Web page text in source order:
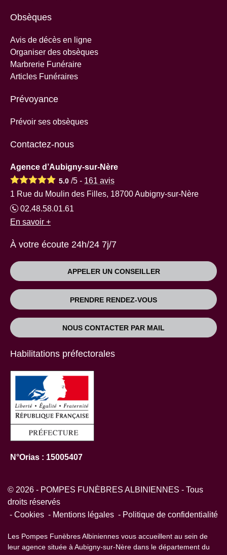
Obsèques
Avis de décès en ligne
Organiser des obsèques
Marbrerie Funéraire
Articles Funéraires
Prévoyance
Prévoir ses obsèques
Contactez-nous
Agence d’Aubigny-sur-Nère
5.0 /5 - 161 avis
1 Rue du Moulin des Filles, 18700 Aubigny-sur-Nère
02.48.58.01.61
En savoir +
À votre écoute 24h/24 7j/7
APPELER UN CONSEILLER
PRENDRE RENDEZ-VOUS
NOUS CONTACTER PAR MAIL
Habilitations préfectorales
N°Orias : 15005407
© 2026 - POMPES FUNÈBRES ALBINIENNES - Tous
droits réservés
Cookies
Mentions légales Politique de confidentialité
Les Pompes Funèbres Albiniennes vous accueillent au sein de
leur agence située à Aubigny-sur-Nère dans le département du